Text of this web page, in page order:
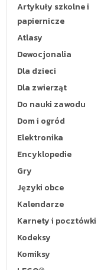
Artykuły szkolne i
papiernicze
Atlasy
Dewocjonalia
Dla dzieci
Dla zwierząt
Do nauki zawodu
Dom i ogród
Elektronika
Encyklopedie
Gry
Języki obce
Kalendarze
Karnety i pocztówki
Kodeksy
Komiksy